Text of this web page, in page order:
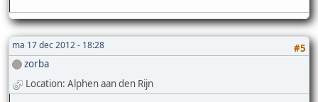
ma 17 dec 2012 - 18:28
#5
zorba
Location: Alphen aan den Rijn